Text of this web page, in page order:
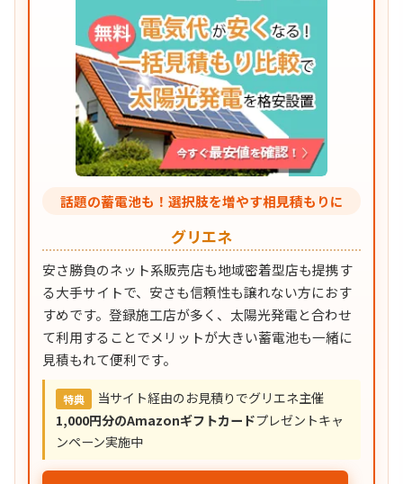
話題の蓄電池も！選択肢を増やす相見積もりに
グリエネ
安さ勝負のネット系販売店も地域密着型店も提携す
る大手サイトで、安さも信頼性も譲れない方におす
すめです。登録施工店が多く、太陽光発電と合わせ
て利用することでメリットが大きい蓄電池も一緒に
見積もれて便利です。
特典
当サイト経由のお見積りでグリエネ主催
1,000円分のAmazonギフトカードプレゼントキャ
ンペーン実施中